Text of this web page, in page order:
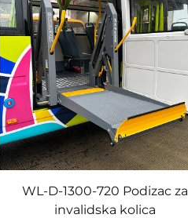
WL-D-1300-720 Podizac za
invalidska kolica